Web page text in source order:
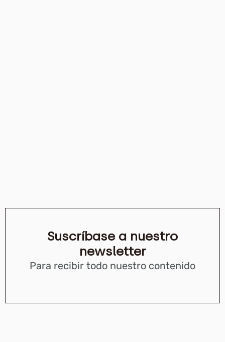
Suscríbase a nuestro
newsletter
Para recibir todo nuestro contenido